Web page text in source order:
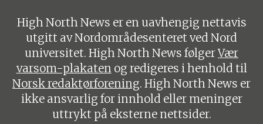
High North News er en uavhengig nettavis
utgitt av Nordområdesenteret ved Nord
universitet. High North News følgerVær
varsom-plakaten og redigeres i henhold til
Norsk redaktørforening. High North News er
ikke ansvarlig for innhold eller meninger
uttrykt på eksterne nettsider.